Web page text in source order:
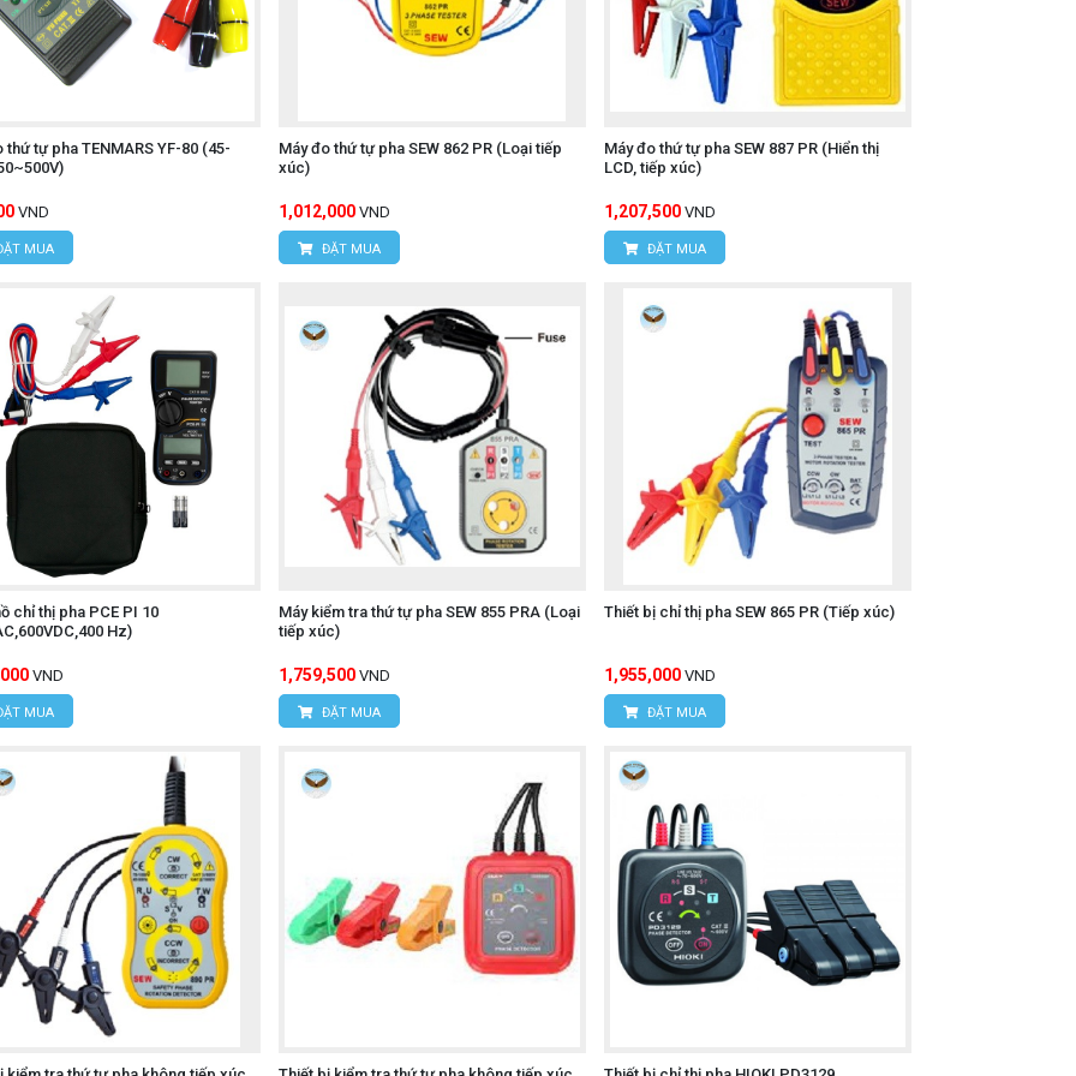
Đỉnh, Q. Bắc Từ Liêm, TP. Hà Nội.
P. Mỹ Đình 1, Q.Nam Từ Liêm, TP. Hà Nội
MINH
Xã Tân Kiên, Huyện Bình Chánh, TP. Hồ Chí Minh.
T UT278A+
thứ tự pha TENMARS YF-80 (45-
VND
MUA
Máy đo thứ tự pha SEW 862 PR (Loại tiếp
xúc)
1,012,000 VND
ĐẶT MUA
Máy đo thứ tự pha SEW 887 PR (Hiển thị
LCD, tiếp xúc)
1,207,500 VND
ĐẶT MUA
chỉ thị pha PCE PI 10
Hz)
VND
MUA
Máy kiểm tra thứ tự pha SEW 855 PRA (Loại
tiếp xúc)
1,759,500 VND
ĐẶT MUA
Thiết bị chỉ thị pha SEW 865 PR (Tiếp xúc)
1,955,000 VND
ĐẶT MUA